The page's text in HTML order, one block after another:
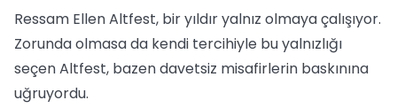
Ressam Ellen Altfest, bir yıldır yalnız olmaya çalışıyor.
Zorunda olmasa da kendi tercihiyle bu yalnızlığı
seçen Altfest, bazen davetsiz misafirlerin baskınına
uğruyordu.